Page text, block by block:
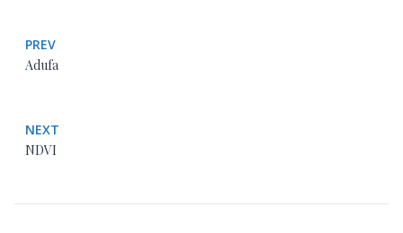
PREV
Adufa
NEXT
NDVI